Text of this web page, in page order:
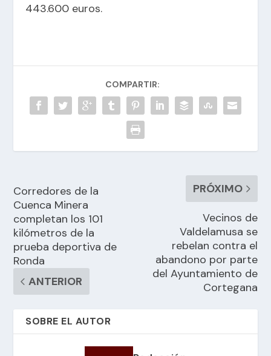
443.600 euros.
COMPARTIR:
Corredores de la
Cuenca Minera
completan los 101
kilómetros de la
prueba deportiva de
Ronda
ANTERIOR
PRÓXIMO
Vecinos de
Valdelamusa se
rebelan contra el
abandono por parte
del Ayuntamiento de
Cortegana
SOBRE EL AUTOR